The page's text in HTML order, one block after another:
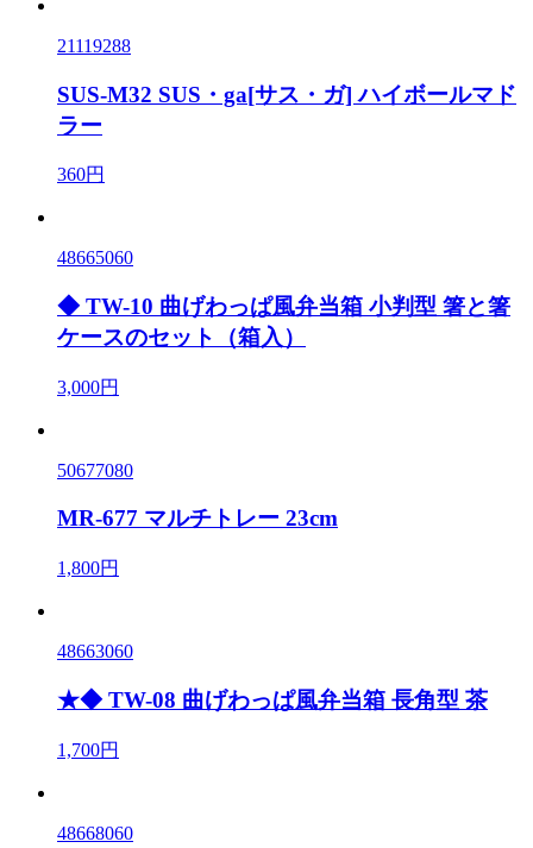
21119288
SUS-M32 SUS・ga[サス・ガ] ハイボールマド
ラー
360円
48665060
◆ TW-10 曲げわっぱ風弁当箱 小判型 箸と箸
ケースのセット（箱入）
3,000円
50677080
MR-677 マルチトレー 23cm
1,800円
48663060
★◆ TW-08 曲げわっぱ風弁当箱 長角型 茶
1,700円
48668060